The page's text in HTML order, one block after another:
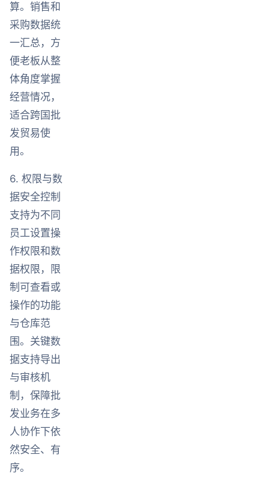
算。销售和
采购数据统
一汇总，方
便老板从整
体角度掌握
经营情况，
适合跨国批
发贸易使
用。
6. 权限与数
据安全控制
支持为不同
员工设置操
作权限和数
据权限，限
制可查看或
操作的功能
与仓库范
围。关键数
据支持导出
与审核机
制，保障批
发业务在多
人协作下依
然安全、有
序。